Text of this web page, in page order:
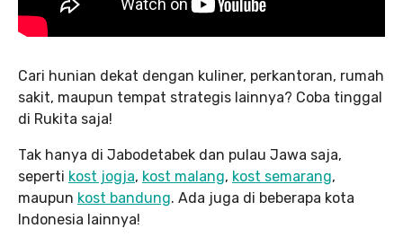
Cari hunian dekat dengan kuliner, perkantoran, rumah
sakit, maupun tempat strategis lainnya? Coba tinggal
di Rukita saja!
Tak hanya di Jabodetabek dan pulau Jawa saja,
seperti kost jogja, kost malang, kost semarang,
maupun kost bandung. Ada juga di beberapa kota
Indonesia lainnya!